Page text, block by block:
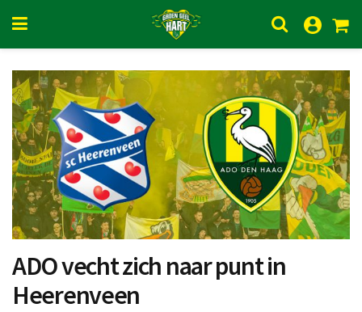
ADO vecht zich naar punt in
Heerenveen